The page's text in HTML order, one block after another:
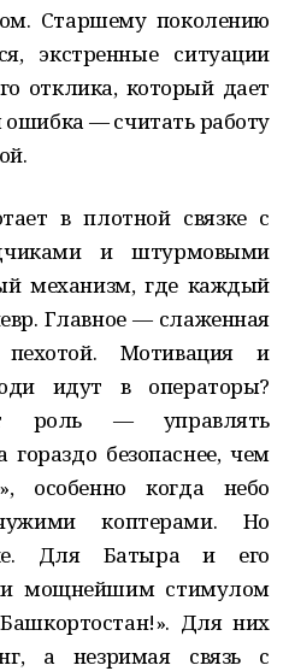
Старшему поколению
экстренные ситуации
отклика, который дает
— считать работу
в плотной связке с
и штурмовыми
механизм, где каждый
Главное — слаженная
Мотивация и
идут в операторы?
роль — управлять
безопаснее, чем
особенно когда небо
коптерами. Но
Для Батыра и его
мощнейшим стимулом
Для них
а незримая связь с